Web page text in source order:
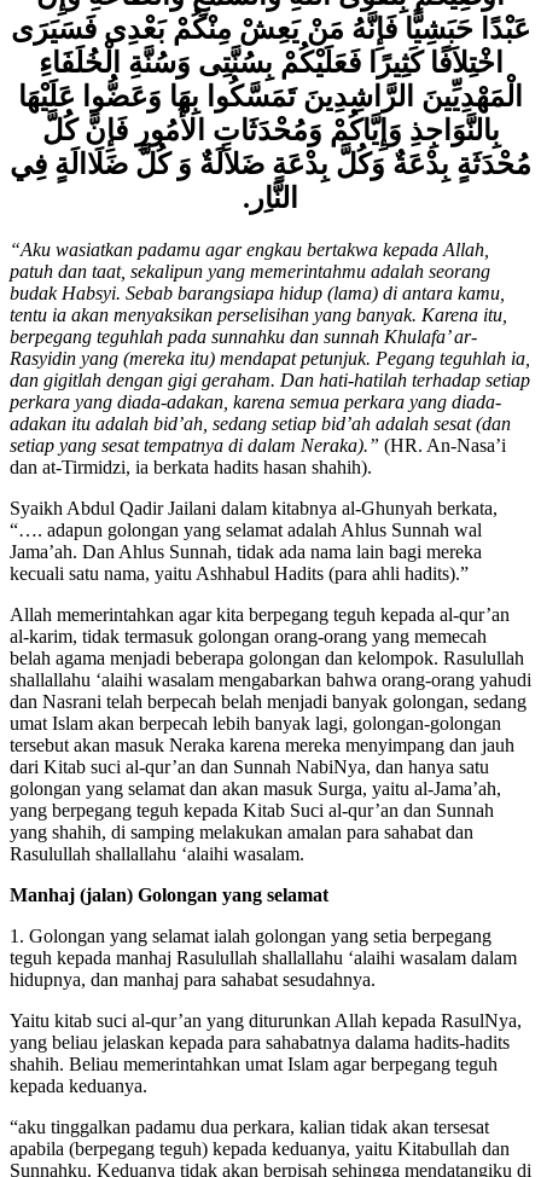
أُوصِيكُمْ بِتَقْوَى اللَّهِ وَالسَّمْعِ وَالطَّاعَةِ وَإِنْ
عَبْدًا حَبَشِيًّا فَإِنَّهُ مَنْ يَعِشْ مِنْكُمْ بَعْدِى فَسَيَرَى
اخْتِلاَفًا كَثِيرًا فَعَلَيْكُمْ بِسُنَّتِى وَسُنَّةِ الْخُلَفَاءِ
الْمَهْدِيِّينَ الرَّاشِدِينَ تَمَسَّكُوا بِهَا وَعَضُّوا عَلَيْهَا
بِالنَّوَاجِذِ وَإِيَّاكُمْ وَمُحْدَثَاتِ الأُمُورِ فَإِنَّ كُلَّ
مُحْدَثَةٍ بِدْعَةٌ وَكُلَّ بِدْعَةٍ ضَلاَلَةٌ وَ كُلَّ ضَلَاالَةٍ فِي
النَّاِر.
“Aku wasiatkan padamu agar engkau bertakwa kepada Allah,
patuh dan taat, sekalipun yang memerintahmu adalah seorang
budak Habsyi. Sebab barangsiapa hidup (lama) di antara kamu,
tentu ia akan menyaksikan perselisihan yang banyak. Karena itu,
berpegang teguhlah pada sunnahku dan sunnah Khulafa’ ar-
Rasyidin yang (mereka itu) mendapat petunjuk. Pegang teguhlah ia,
dan gigitlah dengan gigi geraham. Dan hati-hatilah terhadap setiap
perkara yang diada-adakan, karena semua perkara yang diada-
adakan itu adalah bid’ah, sedang setiap bid’ah adalah sesat (dan
setiap yang sesat tempatnya di dalam Neraka).”
Syaikh Abdul Qadir Jailani dalam kitabnya al-Ghunyah berkata,
“…. adapun golongan yang selamat adalah Ahlus Sunnah wal
Jama’ah. Dan Ahlus Sunnah, tidak ada nama lain bagi mereka
Allah memerintahkan agar kita berpegang teguh kepada al-qur’an
al-karim, tidak termasuk golongan orang-orang yang memecah
belah agama menjadi beberapa golongan dan kelompok. Rasulullah
shallallahu ‘alaihi wasalam mengabarkan bahwa orang-orang yahudi
dan Nasrani telah berpecah belah menjadi banyak golongan, sedang
umat Islam akan berpecah lebih banyak lagi, golongan-golongan
tersebut akan masuk Neraka karena mereka menyimpang dan jauh
dari Kitab suci al-qur’an dan Sunnah NabiNya, dan hanya satu
golongan yang selamat dan akan masuk Surga, yaitu al-Jama’ah,
yang berpegang teguh kepada Kitab Suci al-qur’an dan Sunnah
yang shahih, di samping melakukan amalan para sahabat dan
1. Golongan yang selamat ialah golongan yang setia berpegang
teguh kepada manhaj Rasulullah shallallahu ‘alaihi wasalam dalam
Yaitu kitab suci al-qur’an yang diturunkan Allah kepada RasulNya,
yang beliau jelaskan kepada para sahabatnya dalama hadits-hadits
shahih. Beliau memerintahkan umat Islam agar berpegang teguh
“aku tinggalkan padamu dua perkara, kalian tidak akan tersesat
apabila (berpegang teguh) kepada keduanya, yaitu Kitabullah dan